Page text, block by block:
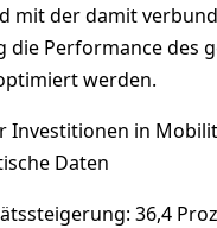
mit der damit
die Performance des
werden.
Investitionen in
Daten
36,4